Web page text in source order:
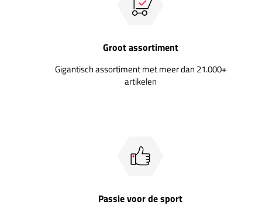
Groot assortiment
Gigantisch assortiment met meer dan 21.000+
artikelen
Passie voor de sport